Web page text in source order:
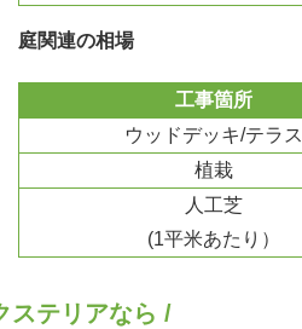
庭関連の相場
工事箇所
ウッドデッキ/テラス
植栽
人工芝
(1平米あたり）
ステリアなら /